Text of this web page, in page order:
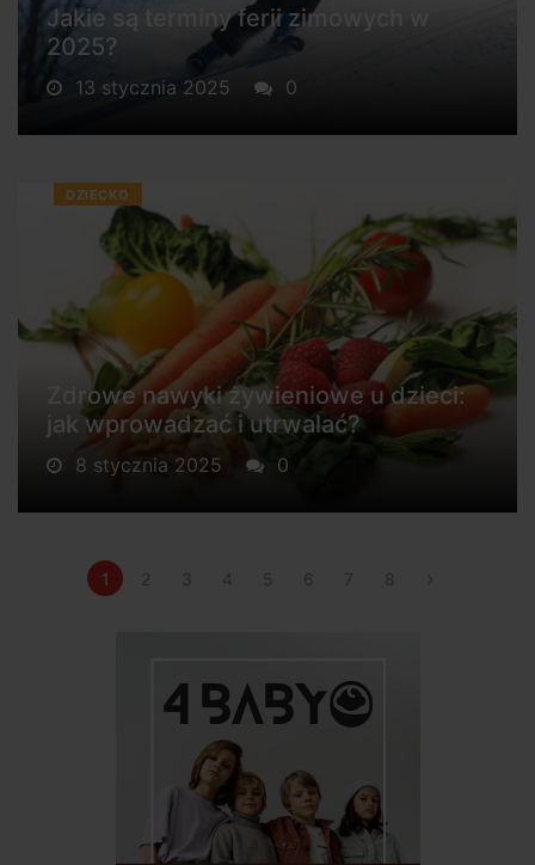
Jakie są terminy ferii zimowych w
2025?
13 stycznia 2025 0
DZIECKO
Zdrowe nawyki żywieniowe u dzieci:
jak wprowadzać i utrwalać?
8 stycznia 2025 0
1 2 3 4 5 6 7 8